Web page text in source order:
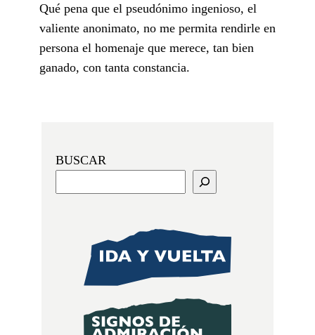
Qué pena que el pseudónimo ingenioso, el
valiente anonimato, no me permita rendirle en
persona el homenaje que merece, tan bien
ganado, con tanta constancia.
BUSCAR